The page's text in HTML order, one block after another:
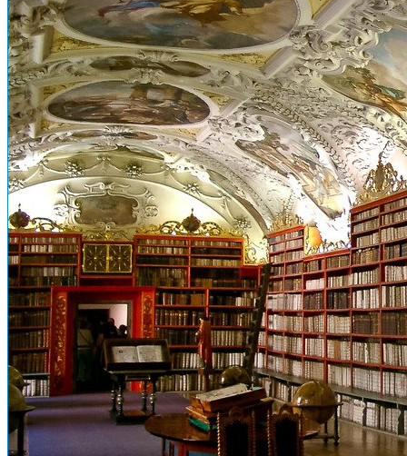
О Чехии
Национальная кухня
Русско-чешский разговорник
10 интересных фактов
Чешское пиво
История и культура
Кратко о Чехии
Авиабилеты